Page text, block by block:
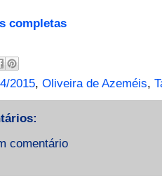
completas
2015, Oliveira de Azeméis,
comentário